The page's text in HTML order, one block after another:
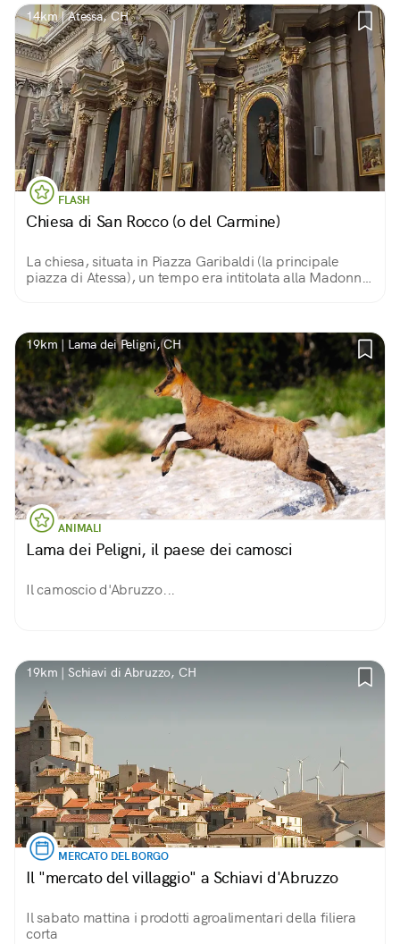
14km | Atessa, CH
FLASH
Chiesa di San Rocco (o del Carmine)
La chiesa, situata in Piazza Garibaldi (la principale
piazza di Atessa), un tempo era intitolata alla Madonna
19km | Lama dei Peligni, CH
ANIMALI
Lama dei Peligni, il paese dei camosci
Il camoscio d'Abruzzo...
19km | Schiavi di Abruzzo, CH
MERCATO DEL BORGO
Il "mercato del villaggio" a Schiavi d'Abruzzo
Il sabato mattina i prodotti agroalimentari della filiera
corta